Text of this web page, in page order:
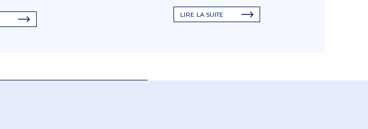
LIRE LA SUITE